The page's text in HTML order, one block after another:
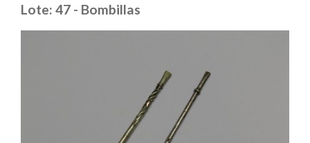
Lote: 47 - Bombillas